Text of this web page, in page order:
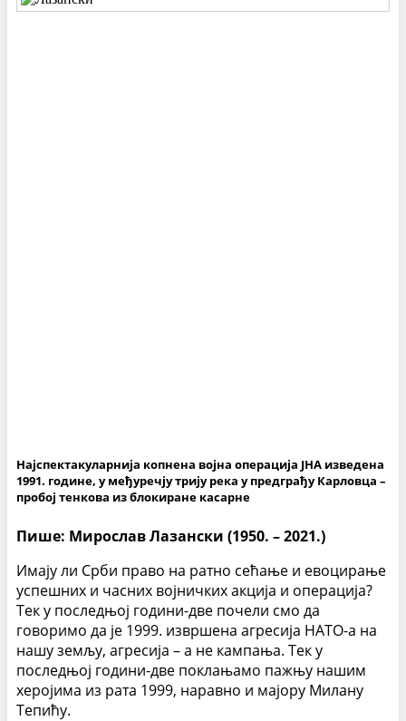
Најспектакуларнија копнена војна операција ЈНА изведена
1991. године, у међуречју трију река у предграђу Карловца –
пробој тенкова из блокиране касарне
Пише: Мирослав Лазански (1950. – 2021.)
Имају ли Срби право на ратно сећање и евоцирање
успешних и часних војничких акција и операција?
Тек у последњој години-две почели смо да
говоримо да је 1999. извршена агресија НАТО-а на
нашу земљу, агресија – а не кампања. Тек у
последњој години-две поклањамо пажњу нашим
херојима из рата 1999, наравно и мајору Милану
Тепићу.